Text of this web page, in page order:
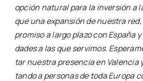
opción natu­ral para la inver­sión a
que una expan­sión de nues­tra
pro­mi­so a lar­go pla­zo con Espa­ña
da­des a las que ser­vi­mos.
tar nues­tra pre­sen­cia en
tan­do a per­so­nas de toda Euro­pa